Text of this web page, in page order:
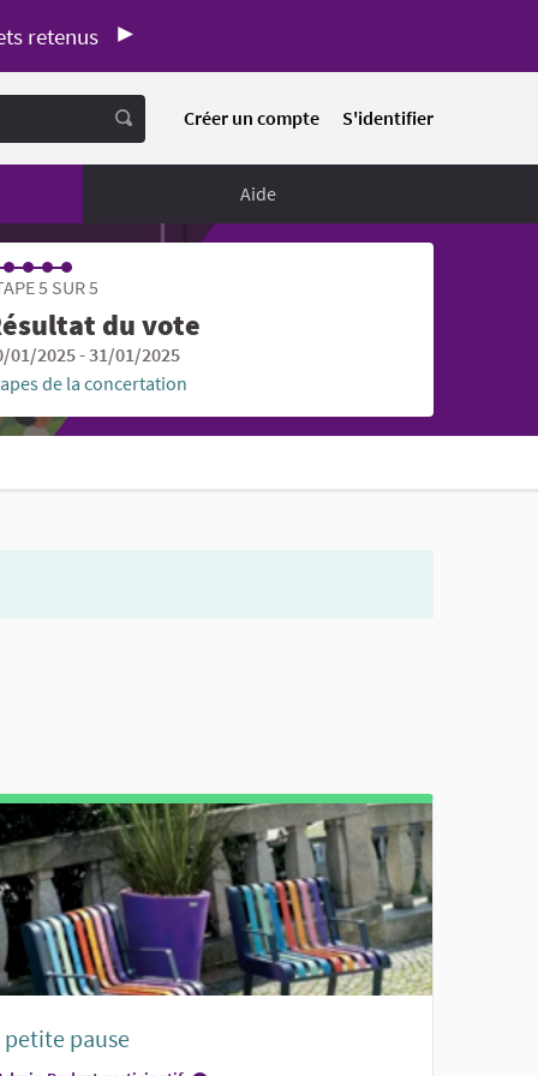
retenus
Créer un compte S'identifier
Aide
5 SUR 5
du vote
01/2025 - 31/01/2025
de la concertation
petite pause